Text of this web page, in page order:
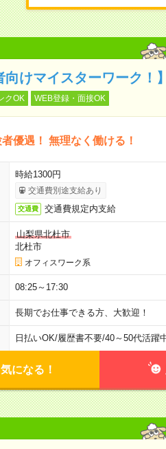
向けマイスターワーク！
クOK WEB登録・面接OK
優遇！ 無理なく働ける！
時給1300円
交通費別途支給あり
交通費 交通費規定内支給
山梨県北杜市
北杜市
オフィスワーク系
08:25～17:30
長期でお仕事できる方、大歓迎！
日払いOK/履歴書不要/40～50代活躍
気になる！